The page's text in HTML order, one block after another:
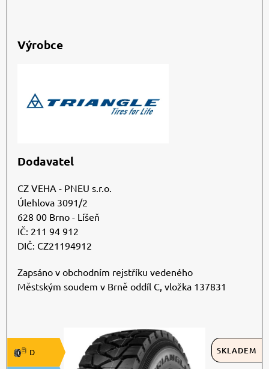
SKLADEM
D
Výrobce
Dodavatel
CZ VEHA - PNEU s.r.o.
Úlehlova 3091/2
628 00 Brno - Líšeň
IČ: 211 94 912
DIČ: CZ21194912
Zapsáno v obchodním rejstříku vedeného
Městským soudem v Brně oddíl C, vložka 137831